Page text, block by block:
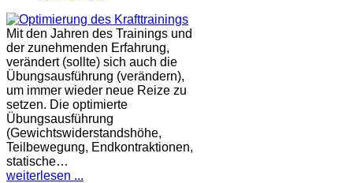
Mit den Jahren des Trainings und
der zunehmenden Erfahrung,
verändert (sollte) sich auch die
Übungsausführung (verändern),
um immer wieder neue Reize zu
setzen. Die optimierte
Übungsausführung
(Gewichtswiderstandshöhe,
Teilbewegung, Endkontraktionen,
statische…
weiterlesen ...